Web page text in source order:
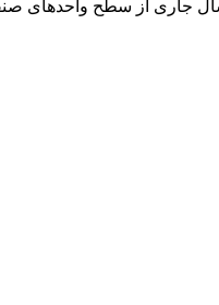
البرز گفت: ۹۰ هزار کیلوگرم انواع مواد غذایی فاسد و